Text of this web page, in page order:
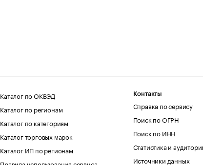
Каталог по ОКВЭД
Каталог по регионам
Каталог по категориям
Каталог торговых марок
Каталог ИП по регионам
Контакты
Справка по сервису
Поиск по ОГРН
Поиск по ИНН
Статистика и
Источники данных